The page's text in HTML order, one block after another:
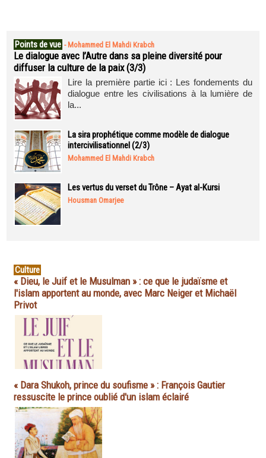
Points de vue - Mohammed El Mahdi Krabch
Le dialogue avec l’Autre dans sa pleine diversité pour
diffuser la culture de la paix (3/3)
Lire la première partie ici : Les fondements du
dialogue entre les civilisations à la lumière de
la...
La sira prophétique comme modèle de dialogue
intercivilisationnel (2/3)
Mohammed El Mahdi Krabch
Les vertus du verset du Trône – Ayat al-Kursi
Housman Omarjee
Culture
« Dieu, le Juif et le Musulman » : ce que le judaïsme et
l'islam apportent au monde, avec Marc Neiger et Michaël
Privot
« Dara Shukoh, prince du soufisme » : François Gautier
ressuscite le prince oublié d'un islam éclairé